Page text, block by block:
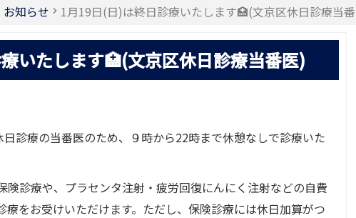
お知らせ 1月19日(日)は終日診療いたします🏥(文京区休日診療当
いたします🏥(文京区休日診療当番医)
診療の当番医のため、９時から22時まで休憩なしで診療いた
険診療や、プラセンタ注射・疲労回復にんにく注射などの自費
療をお受けいただけます。ただし、保険診療には休日加算がつ